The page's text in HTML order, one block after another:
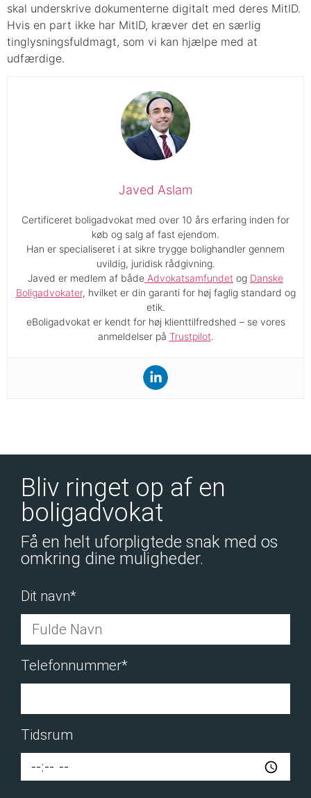
skal underskrive dokumenterne digitalt med deres MitID.
Hvis en part ikke har MitID, kræver det en særlig
tinglysningsfuldmagt, som vi kan hjælpe med at
udfærdige.
Javed Aslam
Certificeret boligadvokat med over 10 års erfaring inden for
køb og salg af fast ejendom.
Han er specialiseret i at sikre trygge bolighandler gennem
uvildig, juridisk rådgivning.
Javed er medlem af både Advokatsamfundet og Danske
Boligadvokater, hvilket er din garanti for høj faglig standard og
etik.
eBoligadvokat er kendt for høj klienttilfredshed – se vores
anmeldelser på Trustpilot.
Bliv ringet op af en
boligadvokat
Få en helt uforpligtede snak med os
omkring dine muligheder.
Dit navn*
Telefonnummer*
Tidsrum